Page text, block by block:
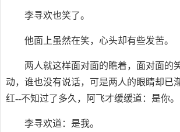
李寻欢也笑了。
他面上虽然在笑，心头却有些发苦。
两人就这样面对面的瞧着，面对面的
动，谁也没有说话，可是两人的眼睛却已
红--不知过了多久，阿飞才缓缓道：是你。
李寻欢道：是我。